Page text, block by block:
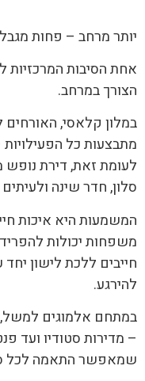
יותר מרחב – פחות
אחת הסיבות המרכזיות
הצורך במרחב.
במלון קלאסי,
מתבצעות כל
לעומת זאת, דירת
סלון, חדר שינה
המשמעות היא איכות
משפחות יכולות
חייבים ללכת לישון
להירגע.
במתחם אלמוגים למשל,
– מדירות סטודיו ועד
שמאפשר התאמה לכל